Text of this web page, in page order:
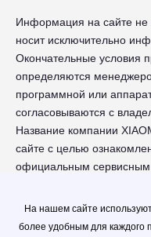
Информация на сайте не
носит исключительно
Окончательные условия
определяются
программной или
согласовываются с
Название компании
сайте с целью
официальным сервисным
chr-
Череповце - сайт
На нашем сайте
более удобным для каждого